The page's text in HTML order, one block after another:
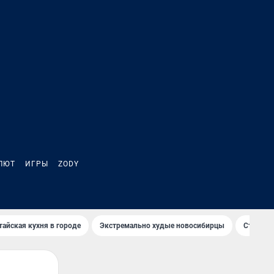
ИГРЫ ZODY
кухня в городе Экстремально худые новосибирцы Старт